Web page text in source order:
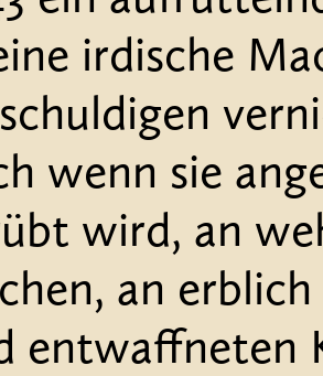
irdische
wenn sie
wird, an
an
entwaffneten